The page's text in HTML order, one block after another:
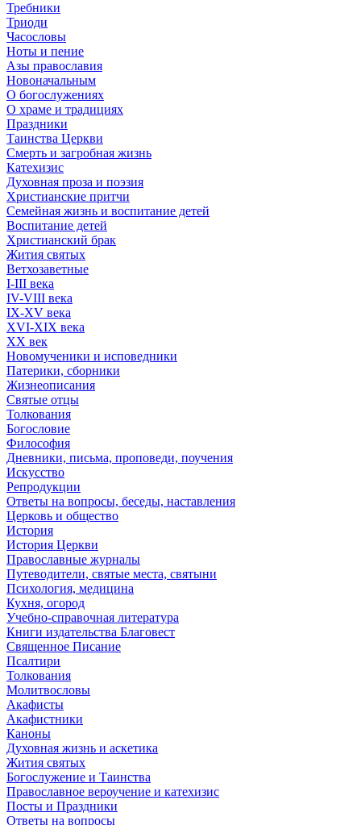
Требники
Триоди
Часословы
Ноты и пение
Азы православия
Новоначальным
О богослужениях
О храме и традициях
Праздники
Таинства Церкви
Смерть и загробная жизнь
Катехизис
Духовная проза и поэзия
Христианские притчи
Семейная жизнь и воспитание детей
Воспитание детей
Христианский брак
Жития святых
Ветхозаветные
I-III века
IV-VIII века
IX-XV века
XVI-XIX века
XX век
Новомученики и исповедники
Патерики, сборники
Жизнеописания
Святые отцы
Толкования
Богословие
Философия
Дневники, письма, проповеди, поучения
Искусство
Репродукции
Ответы на вопросы, беседы, наставления
Церковь и общество
История
История Церкви
Православные журналы
Путеводители, святые места, святыни
Психология, медицина
Кухня, огород
Учебно-справочная литература
Книги издательства Благовест
Священное Писание
Псалтири
Толкования
Молитвословы
Акафисты
Акафистники
Каноны
Духовная жизнь и аскетика
Жития святых
Богослужение и Таинства
Православное вероучение и катехизис
Посты и Праздники
Ответы на вопросы